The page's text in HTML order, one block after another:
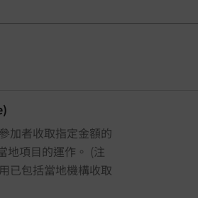
加者收取指定金額的
地項目的運作。 (注
已包括當地機構收取